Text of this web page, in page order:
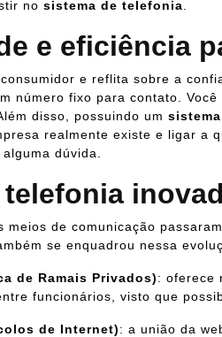
no sistema de telefonia
e eficiência
e reflita sobre a
número fixo para contato.
disso, possuindo um
realmente existe e ligar a
dúvida.
telefonia
meios de comunicação
se enquadrou nessa
de Ramais Privados): oferece
funcionários, visto que
de Internet): a união da